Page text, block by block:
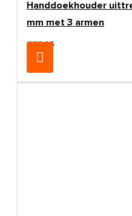
Handdoekhouder
mm met 3 armen
€32,95